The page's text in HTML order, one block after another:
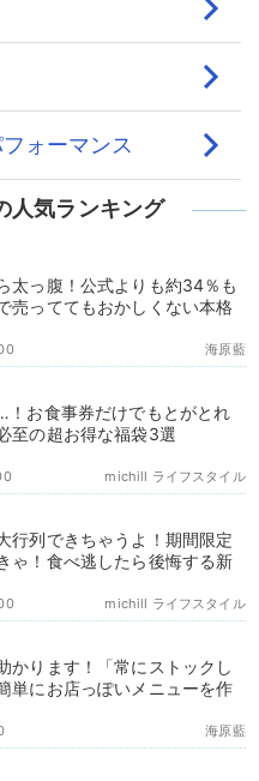
人気ランキング
太っ腹！公式よりも約34％も
売っててもおかしくない本格
海原藍
！お食事券だけでもとがとれ
至の超お得な福袋3選
michill ライフスタイル
行列できちゃうよ！期間限定
ゃ！食べ逃したら後悔する新
michill ライフスタイル
かります！「常にストックし
単にお店っぽいメニューを作
海原藍